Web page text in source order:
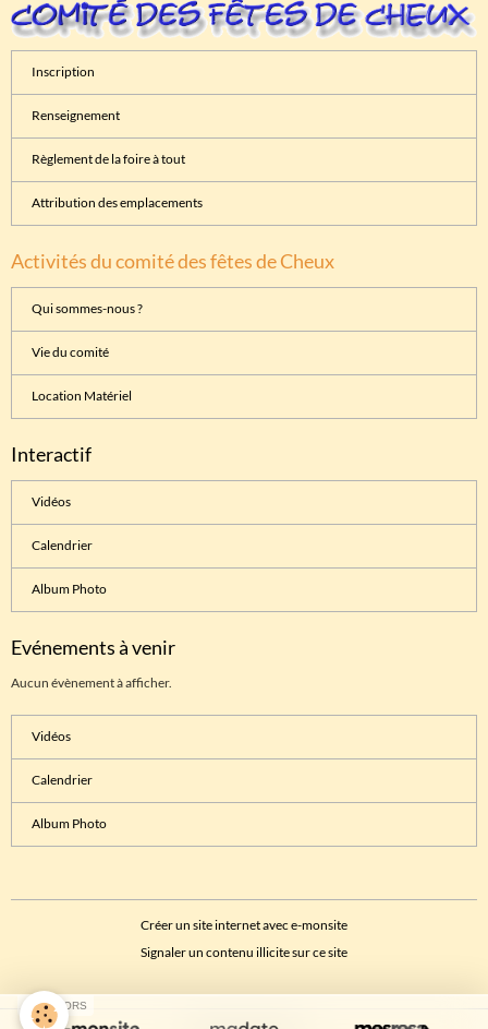
Inscription
Renseignement
Règlement de la foire à tout
Attribution des emplacements
Activités du comité des fêtes de Cheux
Qui sommes-nous ?
Vie du comité
Location Matériel
Interactif
Vidéos
Calendrier
Album Photo
Evénements à venir
Aucun évènement à afficher.
Vidéos
Calendrier
Album Photo
Créer un site internet avec e-monsite
Signaler un contenu illicite sur ce site
SPONSORS